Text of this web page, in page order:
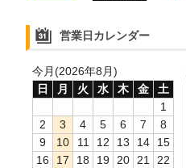
営業日カレンダー
今月(2026年8月)
日
月 火 水 木 金
土
1
2
3 4 5 6 7
8
9
10 11 12 13 14
15
16
17 18 19 20 21 22